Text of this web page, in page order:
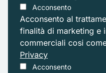
Acconsento
Acconsento al
finalità di marketing e
commerciali cosi
Privacy
Acconsento